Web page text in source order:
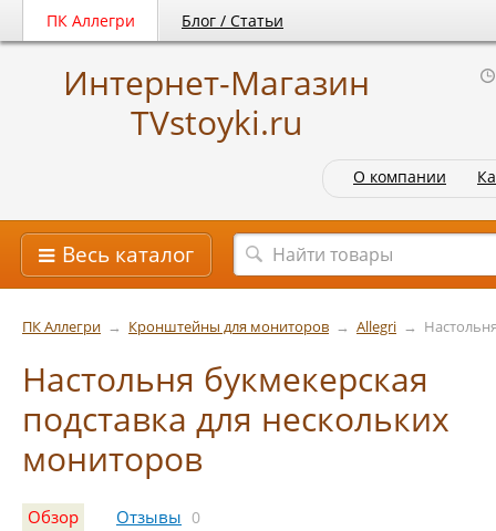
ПК Аллегри Блог / Статьи
Интернет-Магазин
TVstoyki.ru
О компании
Весь каталог
ПК Аллегри → Кронштейны для мониторов → Allegri →
Настольня букмекерская
подставка для нескольких
мониторов
Обзор Отзывы 0